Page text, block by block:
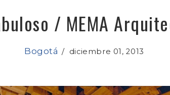
/ MEMA
Bogotá /diciembre 01, 2013